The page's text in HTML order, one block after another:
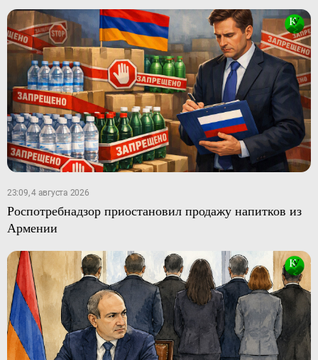
23:09, 4 августа 2026
Роспотребнадзор приостановил продажу напитков из
Армении